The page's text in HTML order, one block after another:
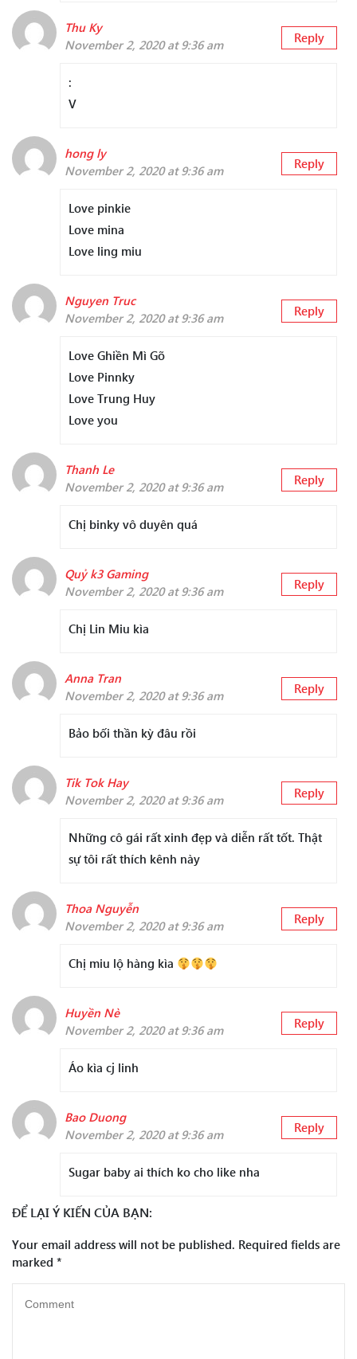
Thu Ky
November 2, 2020 at 9:36 am
Reply
:
V
hong ly
November 2, 2020 at 9:36 am
Reply
Love pinkie
Love mina
Love ling miu
Nguyen Truc
November 2, 2020 at 9:36 am
Reply
Love Ghiền Mì Gõ
Love Pinnky
Love Trung Huy
Love you
Thanh Le
November 2, 2020 at 9:36 am
Reply
Chị binky vô duyên quá
Quỷ k3 Gaming
November 2, 2020 at 9:36 am
Reply
Chị Lin Miu kìa
Anna Tran
November 2, 2020 at 9:36 am
Reply
Bảo bối thần kỳ đâu rồi
Tik Tok Hay
November 2, 2020 at 9:36 am
Reply
Những cô gái rất xinh đẹp và diễn rất tốt. Thật
sự tôi rất thích kênh này
Thoa Nguyễn
November 2, 2020 at 9:36 am
Reply
Chị miu lộ hàng kìa
Huyền Nè
November 2, 2020 at 9:36 am
Reply
Áo kìa cj linh
Bao Duong
November 2, 2020 at 9:36 am
Reply
Sugar baby ai thích ko cho like nha
ĐỂ LẠI Ý KIẾN CỦA BẠN:
Your email address will not be published. Required fields are
marked *